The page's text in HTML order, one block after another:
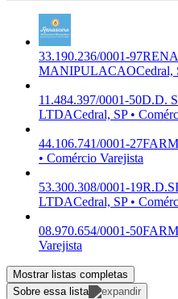
33.190.236/0001-97
MANIPULACAOCedral,
11.484.397/0001-50D.D.
LTDACedral, SP •
44.106.741/0001-27
• Comércio Varejista
53.300.308/0001-19
LTDACedral, SP •
08.970.654/0001-50
Varejista
Mostrar listas completas
Sobre essa lista